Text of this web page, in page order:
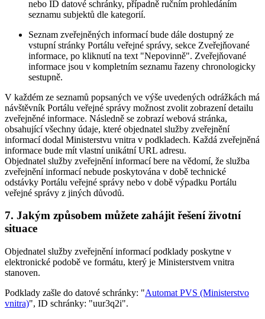
nebo ID datové schránky, případně ručním prohledáním
seznamu subjektů dle kategorií.
Seznam zveřejněných informací bude dále dostupný ze
vstupní stránky Portálu veřejné správy, sekce Zveřejňované
informace, po kliknutí na text "Nepovinně". Zveřejňované
informace jsou v kompletním seznamu řazeny chronologicky
sestupně.
V každém ze seznamů popsaných ve výše uvedených odrážkách má
návštěvník Portálu veřejné správy možnost zvolit zobrazení detailu
zveřejněné informace. Následně se zobrazí webová stránka,
obsahující všechny údaje, které objednatel služby zveřejnění
informací dodal Ministerstvu vnitra v podkladech. Každá zveřejněná
informace bude mít vlastní unikátní URL adresu.
Objednatel služby zveřejnění informací bere na vědomí, že služba
zveřejnění informací nebude poskytována v době technické
odstávky Portálu veřejné správy nebo v době výpadku Portálu
veřejné správy z jiných důvodů.
7. Jakým způsobem můžete zahájit řešení životní
situace
Objednatel služby zveřejnění informací podklady poskytne v
elektronické podobě ve formátu, který je Ministerstvem vnitra
stanoven.
Podklady zašle do datové schránky: "Automat PVS (Ministerstvo
vnitra)", ID schránky: "uur3q2i".